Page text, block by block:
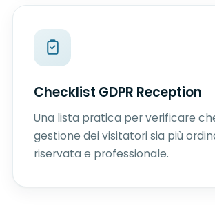
Checklist GDPR Reception
Una lista pratica per verificare
gestione dei visitatori sia più
riservata e professionale.